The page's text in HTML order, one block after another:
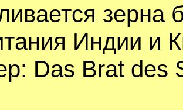
зеpна
Индии и
Das Brat des